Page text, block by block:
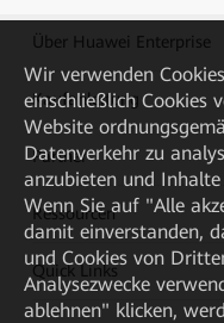
Über Huawei Enterprise
Kaufanleitung
Partner
Ressourcen
Quick Links
Wir verwenden
einschließlich Cookies
Website
Datenverkehr zu
anzubieten und
Wenn Sie auf "Alle
damit einverstanden,
und Cookies von
Analysezwecke
ablehnen" klicken,